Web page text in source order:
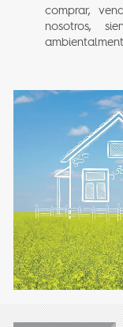
comprar,
nosotros,